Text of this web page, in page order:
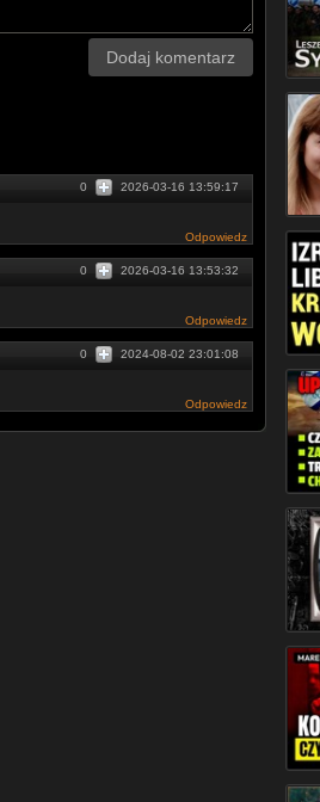
Dodaj komentarz
2026-03-16 13:59:17
0
Odpowiedz
2026-03-16 13:53:32
0
Odpowiedz
2024-08-02 23:01:08
0
Odpowiedz